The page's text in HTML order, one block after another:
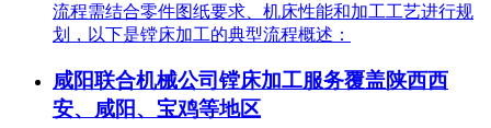
流程需结合零件图纸要求、机床性能和加工工艺进行规
划，以下是镗床加工的典型流程概述：
咸阳联合机械公司镗床加工服务覆盖陕西西
安、咸阳、宝鸡等地区